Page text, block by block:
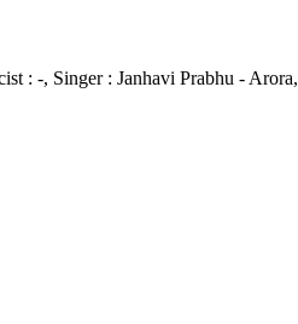
: -, Singer : Janhavi Prabhu -